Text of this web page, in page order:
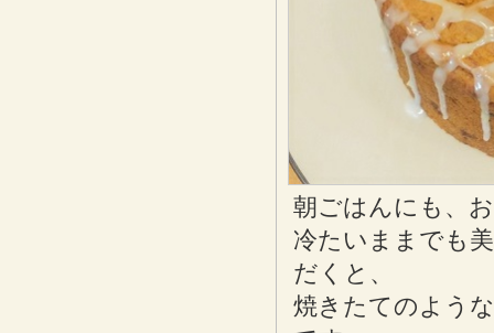
朝ごはんにも、
冷たいままでも
だくと、
焼きたてのよう